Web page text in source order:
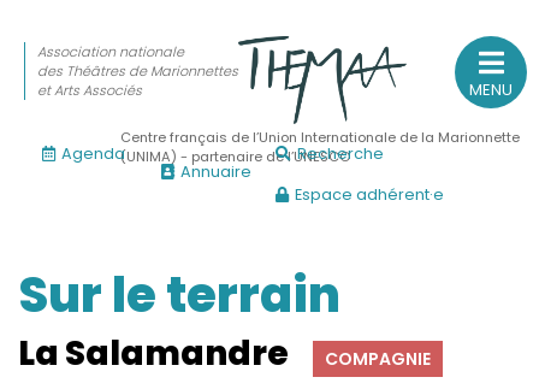
Sur le feu
(Actualités, annonces, vie professionnelle)
MENU
Association nationale
des Théâtres de Marionnettes
et Arts Associés
Centre français de l’Union Internationale de la Marionnette
(UNIMA) - partenaire de l’UNESCO
Agenda
Annuaire
Recherche
Espace adhérent·e
Sur le terrain
La Salamandre COMPAGNIE